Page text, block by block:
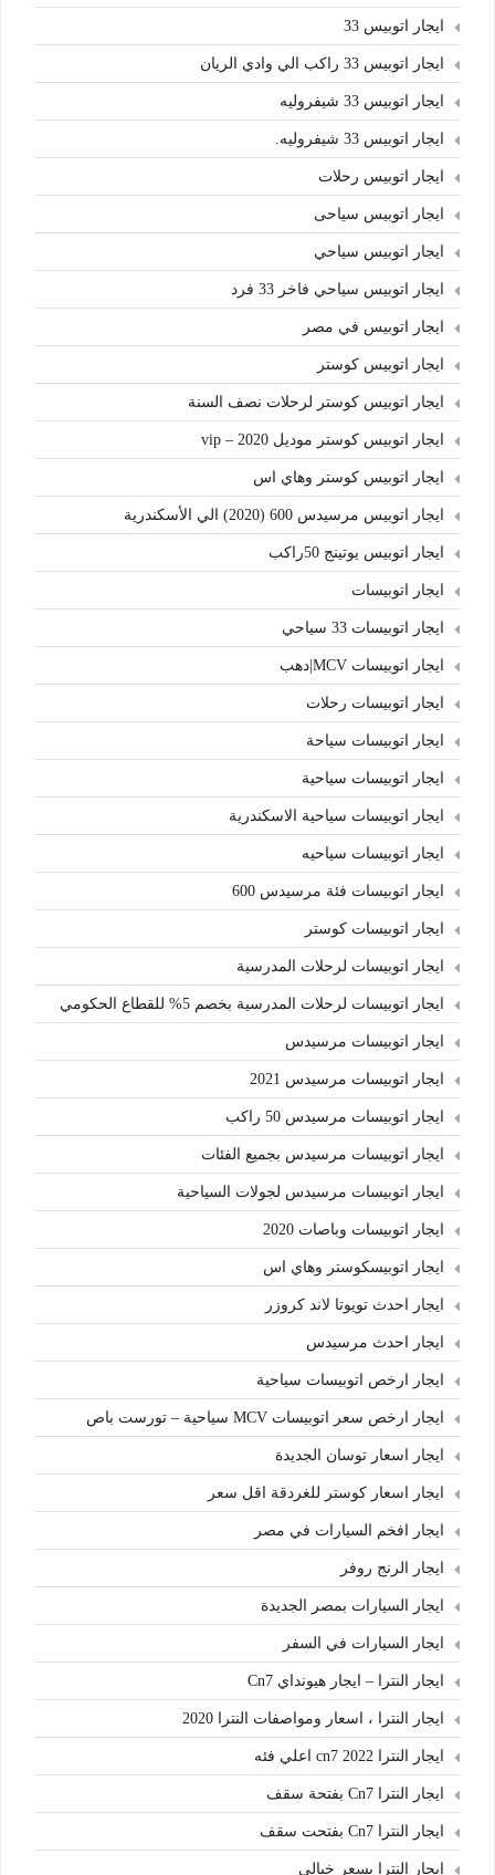
ايجار اتوبيس 33
ايجار اتوبيس 33 راكب الي وادي الريان
ايجار اتوبيس 33 شيفروليه
ايجار اتوبيس 33 شيفروليه.
ايجار اتوبيس رحلات
ايجار اتوبيس سياحى
ايجار اتوبيس سياحي
ايجار اتوبيس سياحي فاخر 33 فرد
ايجار اتوبيس في مصر
ايجار اتوبيس كوستر
ايجار اتوبيس كوستر لرحلات نصف السنة
ايجار اتوبيس كوستر موديل 2020 – vip
ايجار اتوبيس كوستر وهاي اس
ايجار اتوبيس مرسيدس 600 (2020) الي الأسكندرية
ايجار اتوبيس يوتينج 50راكب
ايجار اتوبيسات
ايجار اتوبيسات 33 سياحي
ايجار اتوبيسات MCV|دهب
ايجار اتوبيسات رحلات
ايجار اتوبيسات سياحة
ايجار اتوبيسات سياحية
ايجار اتوبيسات سياحية الاسكندرية
ايجار اتوبيسات سياحيه
ايجار اتوبيسات فئة مرسيدس 600
ايجار اتوبيسات كوستر
ايجار اتوبيسات لرحلات المدرسية
ايجار اتوبيسات لرحلات المدرسية بخصم 5% للقطاع الحكومي
ايجار اتوبيسات مرسيدس
ايجار اتوبيسات مرسيدس 2021
ايجار اتوبيسات مرسيدس 50 راكب
ايجار اتوبيسات مرسيدس بجميع الفئات
ايجار اتوبيسات مرسيدس لجولات السياحية
ايجار اتوبيسات وباصات 2020
ايجار اتوبيسكوستر وهاي اس
ايجار احدث تويوتا لاند كروزر
ايجار احدث مرسيدس
ايجار ارخص اتوبيسات سياحية
ايجار ارخص سعر اتوبيسات MCV سياحية – تورست باص
ايجار اسعار توسان الجديدة
ايجار اسعار كوستر للغردقة اقل سعر
ايجار افخم السيارات في مصر
ايجار الرنج روفر
ايجار السيارات بمصر الجديدة
ايجار السيارات في السفر
ايجار النترا – ايجار هيونداي Cn7
ايجار النترا ، اسعار ومواصفات النترا 2020
ايجار النترا cn7 2022 اعلي فئه
ايجار النترا Cn7 بفتحة سقف
ايجار النترا Cn7 بفتحت سقف
ايجار النترا بسعر خيالي